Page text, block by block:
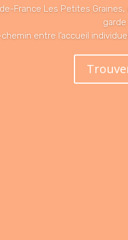
France Les Petites Graines,
entre l’accueil